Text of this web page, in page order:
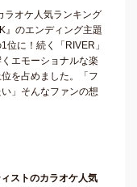
ラオケ人気ランキング
』のエンディング主題
に！続く「RIVER」
エモーショナルな楽
を占めました。「フ
」そんなファンの想
ストのカラオケ人気